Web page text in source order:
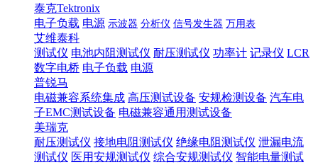
泰克Tektronix
电子负载 电源 示波器 分析仪 信号发生器 万用表
艾维泰科
测试仪 电池内阻测试仪 耐压测试仪 功率计 记录仪 LCR
数字电桥 电子负载 电源
普锐马
电磁兼容系统集成 高压测试设备 安规检测设备 汽车电
子EMC测试设备 电磁兼容通用测试设备
美瑞克
耐压测试仪 接地电阻测试仪 绝缘电阻测试仪 泄漏电流
测试仪 医用安规测试仪 综合安规测试仪 智能电量测试